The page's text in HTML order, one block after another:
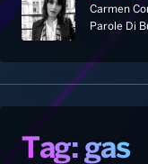
Home
Notizie
Carmen
Parole Di
Tag: gas